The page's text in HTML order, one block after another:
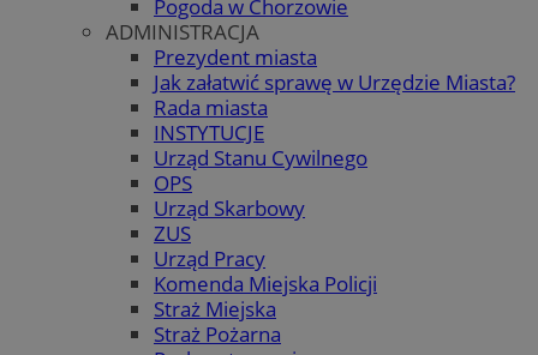
Pogoda w Chorzowie
ADMINISTRACJA
Prezydent miasta
Jak załatwić sprawę w Urzędzie Miasta?
Rada miasta
INSTYTUCJE
Urząd Stanu Cywilnego
OPS
Urząd Skarbowy
ZUS
Urząd Pracy
Komenda Miejska Policji
Straż Miejska
Straż Pożarna